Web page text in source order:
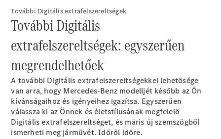
Online
Bemutatóterem
T-modell
Összes T-
modell
CLA
Shooting
Elektromos
További Digitális extrafelszereltségek
További Digitális
extrafelszereltségek: egyszerűen
megrendelhetőek
A további Digitális extrafelszereltségekkel lehetősége
van arra, hogy Mercedes-Benz modelljét később az Ön
kívánságaihoz és igényeihez igazítsa. Egyszerűen
válassza ki az Önnek és életstílusának megfelelő
Digitális extrafelszereltséget, és máris új szemszögből
ismerheti meg járművét. Időről időre.